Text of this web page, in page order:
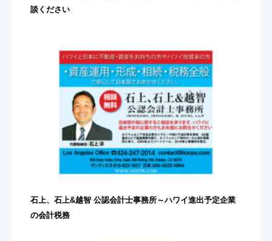
談ください
石上、石上&越智 公認会計士事務所～ハワイ進出予定企業
の会計税務